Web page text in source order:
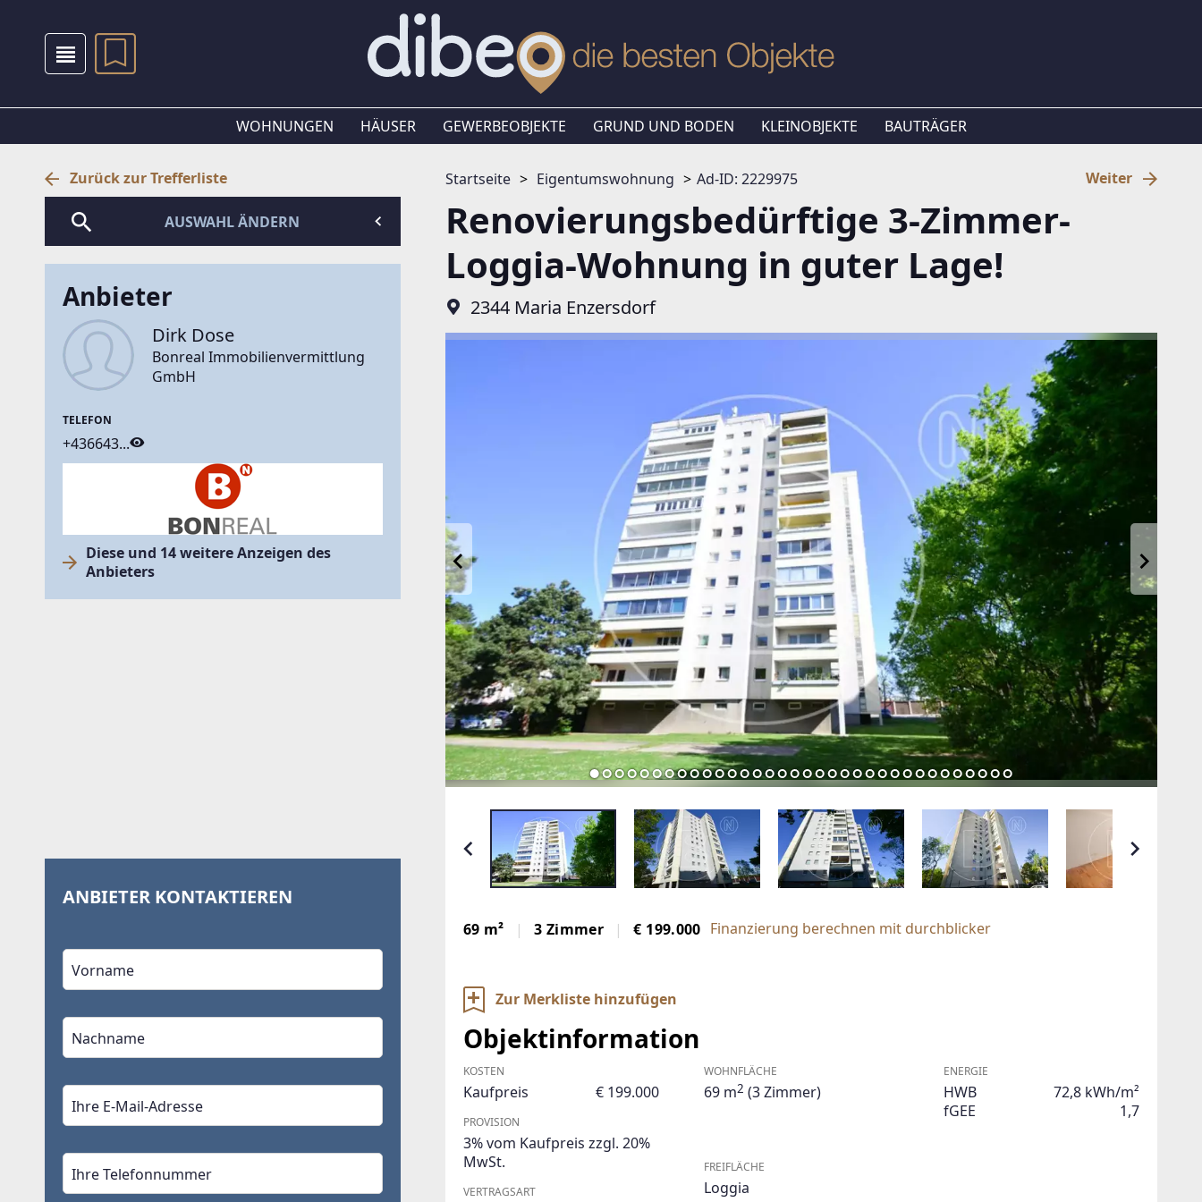
WOHNUNGEN HÄUSER GEWERBEOBJEKTE GRUND UND BODEN KLEINOBJEKTE BAUTRÄGER
Startseite Eigentumswohnung Ad-ID: 2229975 Weiter
Renovierungsbedürftige 3-Zimmer-
Loggia-Wohnung in guter Lage!
2344 Maria Enzersdorf
69 m² 3 Zimmer € 199.000 Finanzierung berechnen mit durchblicker
Zur Merkliste hinzufügen
Objektinformation
KOSTEN
Kaufpreis € 199.000
PROVISION
3% vom Kaufpreis zzgl. 20%
MwSt.
VERTRAGSART
WOHNFLÄCHE
69 m2 (3 Zimmer)
FREIFLÄCHE
Loggia
ENERGIE
HWB
72,8 kWh/m²
fGEE
1,7
Zurück zur Trefferliste
AUSWAHL ÄNDERN
Anbieter
Dirk Dose
Bonreal Immobilienvermittlung
GmbH
TELEFON
+436643...
Diese und 14 weitere Anzeigen des
Anbieters
ANBIETER KONTAKTIEREN